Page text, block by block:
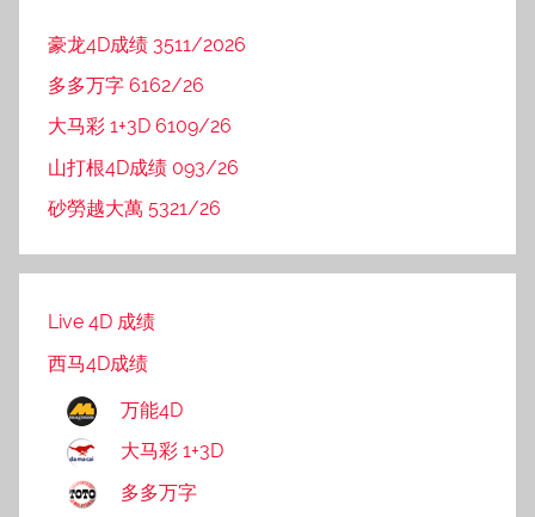
豪龙4D成绩 3511/2026
多多万字 6162/26
大马彩 1+3D 6109/26
山打根4D成绩 093/26
砂勞越大萬 5321/26
Live 4D 成绩
西马4D成绩
万能4D
大马彩 1+3D
多多万字